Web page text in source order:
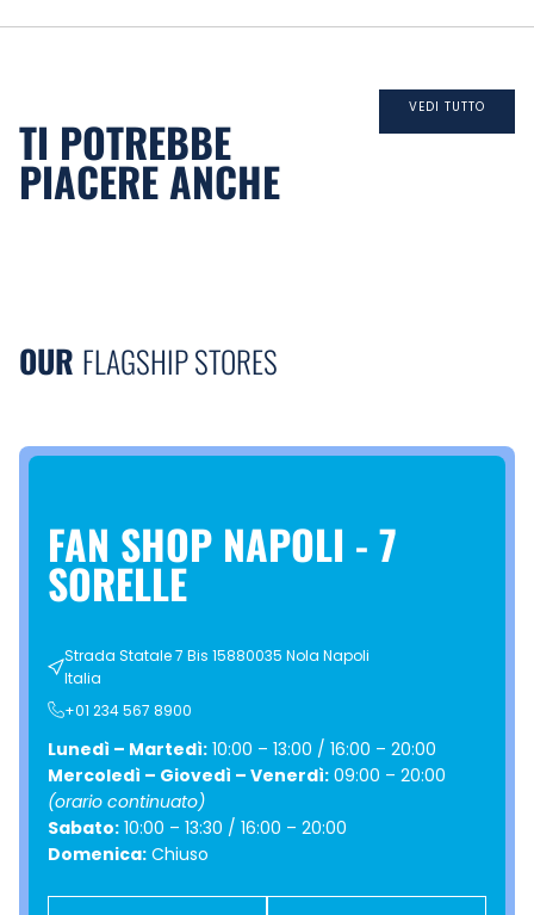
TI POTREBBE
PIACERE ANCHE
VEDI TUTTO
OUR FLAGSHIP STORES
FAN SHOP NAPOLI - 7
SORELLE
Strada Statale 7 Bis 15880035 Nola Napoli
Italia
+01 234 567 8900
Lunedì – Martedì: 10:00 – 13:00 / 16:00 – 20:00
Mercoledì – Giovedì – Venerdì: 09:00 – 20:00
(orario continuato)
Sabato: 10:00 – 13:30 / 16:00 – 20:00
Domenica: Chiuso